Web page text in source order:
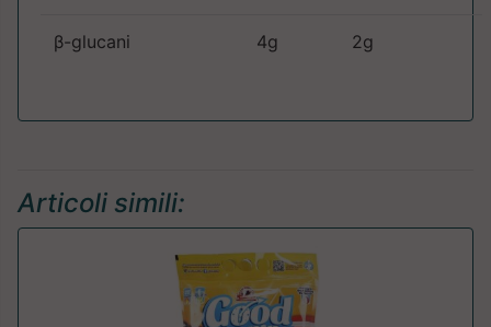
β-glucani 4g 2g
Articoli simili: